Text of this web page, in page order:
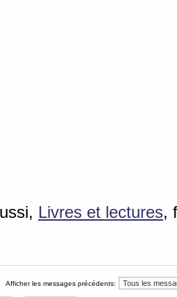
Livres et lectures,
Afficher les messages précédents: